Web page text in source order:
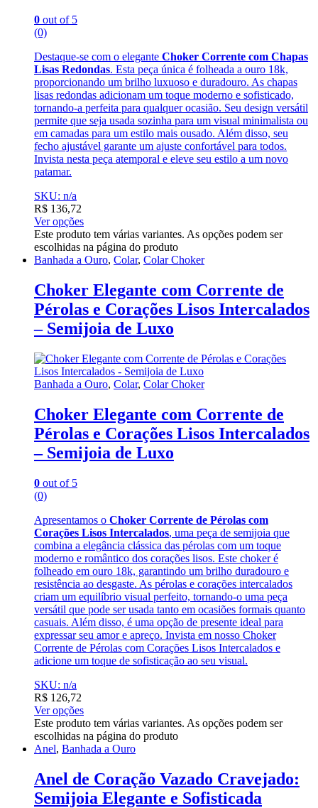
0 out of 5
(0)
Destaque-se com o elegante Choker Corrente com Chapas
Lisas Redondas. Esta peça única é folheada a ouro 18k,
proporcionando um brilho luxuoso e duradouro. As chapas
lisas redondas adicionam um toque moderno e sofisticado,
tornando-a perfeita para qualquer ocasião. Seu design versátil
permite que seja usada sozinha para um visual minimalista ou
em camadas para um estilo mais ousado. Além disso, seu
fecho ajustável garante um ajuste confortável para todos.
Invista nesta peça atemporal e eleve seu estilo a um novo
patamar.
SKU: n/a
R$ 136,72
Ver opções
Este produto tem várias variantes. As opções podem ser
escolhidas na página do produto
Banhada a Ouro, Colar, Colar Choker
Choker Elegante com Corrente de
Pérolas e Corações Lisos Intercalados
– Semijoia de Luxo
Banhada a Ouro, Colar, Colar Choker
Choker Elegante com Corrente de
Pérolas e Corações Lisos Intercalados
– Semijoia de Luxo
0 out of 5
(0)
Apresentamos o Choker Corrente de Pérolas com
Corações Lisos Intercalados, uma peça de semijoia que
combina a elegância clássica das pérolas com um toque
moderno e romântico dos corações lisos. Este choker é
folheado em ouro 18k, garantindo um brilho duradouro e
resistência ao desgaste. As pérolas e corações intercalados
criam um equilíbrio visual perfeito, tornando-o uma peça
versátil que pode ser usada tanto em ocasiões formais quanto
casuais. Além disso, é uma opção de presente ideal para
expressar seu amor e apreço. Invista em nosso Choker
Corrente de Pérolas com Corações Lisos Intercalados e
adicione um toque de sofisticação ao seu visual.
SKU: n/a
R$ 126,72
Ver opções
Este produto tem várias variantes. As opções podem ser
escolhidas na página do produto
Anel, Banhada a Ouro
Anel de Coração Vazado Cravejado:
Semijoia Elegante e Sofisticada